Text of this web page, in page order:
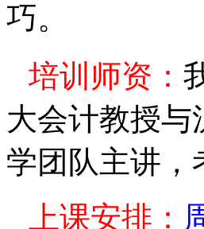
巧。
培训师资：
大会计教授与
学团队主讲，
上课安排：